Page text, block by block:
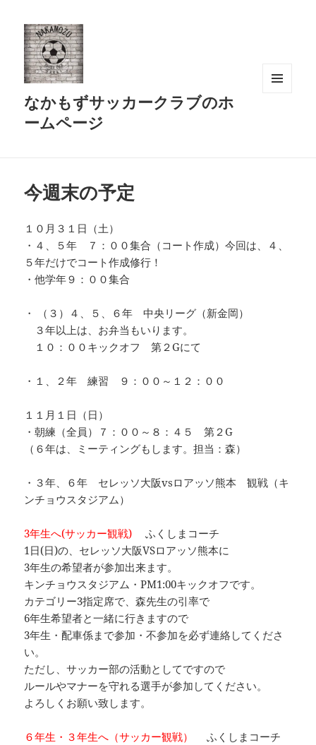
なかもずサッカークラブのホ
ームページ
今週末の予定
１０月３１日（土）
・４、５年 ７：００集合（コート作成）今回は、４、
５年だけでコート作成修行！
・他学年９：００集合
・ （３）４、５、６年 中央リーグ（新金岡）
３年以上は、お弁当もいります。
１０：００キックオフ 第２Gにて
・１、２年 練習 ９：００～１２：００
１１月１日（日）
・朝練（全員）７：００～８：４５ 第２G
（６年は、ミーティングもします。担当：森）
・３年、６年 セレッソ大阪vsロアッソ熊本 観戦（キ
ンチョウスタジアム）
3年生へ(サッカー観戦)
ふくしまコーチ
1日(日)の、セレッソ大阪VSロアッソ熊本に
3年生の希望者が参加出来ます。
キンチョウスタジアム・PM1:00キックオフです。
カテゴリー3指定席で、森先生の引率で
6年生希望者と一緒に行きますので
3年生・配車係まで参加・不参加を必ず連絡してくださ
い。
ただし、サッカー部の活動としてですので
ルールやマナーを守れる選手が参加してください。
よろしくお願い致します。
６年生・３年生へ（サッカー観戦）
ふくしまコーチ